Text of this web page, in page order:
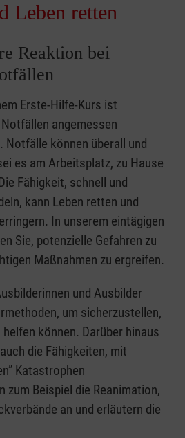
Leben retten
Reaktion bei
Erste-Hilfe-Kurs ist
angemessen
Notfälle können überall und
es am Arbeitsplatz, zu Hause
Fähigkeit, schnell und
kann Leben retten und
In unserem eintägigen
Sie, potenzielle Gefahren zu
Maßnahmen zu ergreifen.
und Ausbilder
um sicherzustellen,
können. Darüber hinaus
die Fähigkeiten, mit
Katastrophen
zum Beispiel die Reanimation,
an und erläutern die